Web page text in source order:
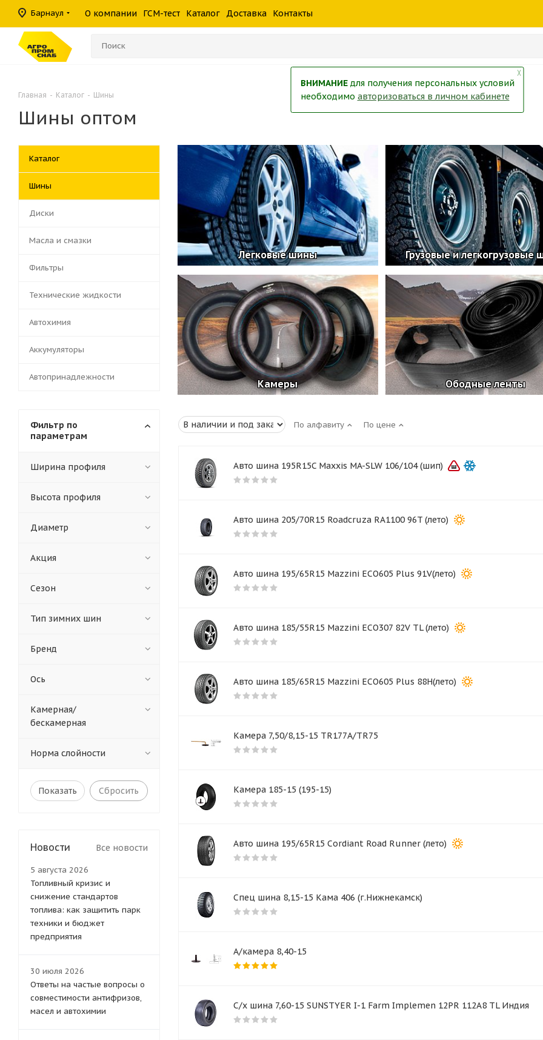
Барнаул О компании ГСМ-тест Каталог Доставка Контакты
Консистентные
смазки
Гидравлические
фильтры
Герметики
Главная - Каталог - Шины
Шины оптом
Легковые шины Грузовые и легкогрузовые
Камеры Ободные ленты
По алфавиту По цене
Авто шина 195R15C Maxxis MA-SLW 106/104 (шип)
Авто шина 205/70R15 Roadcruza RA1100 96T (лето)
Авто шина 195/65R15 Mazzini ECO605 Plus 91V(лето)
Авто шина 185/55R15 Mazzini ECO307 82V TL (лето)
Авто шина 185/65R15 Mazzini ECO605 Plus 88H(лето)
Камера 7,50/8,15-15 TR177A/TR75
Камера 185-15 (195-15)
Авто шина 195/65R15 Cordiant Road Runner (лето)
Спец шина 8,15-15 Кама 406 (г.Нижнекамск)
А/камера 8,40-15
С/х шина 7,60-15 SUNSTYER I-1 Farm Implemen 12PR 112A8 TL Индия
Каталог
Шины
Диски
Масла и смазки
Фильтры
Технические жидкости
Автохимия
Аккумуляторы
Автопринадлежности
Фильтр по
параметрам
Ширина профиля
Высота профиля
Диаметр
Акция
Сезон
Тип зимних шин
Бренд
Ось
Камерная/
бескамерная
Норма слойности
Сбросить
Новости Все новости
5 августа 2026
Топливный кризис и
снижение стандартов
топлива: как защитить парк
техники и бюджет
предприятия
30 июля 2026
Ответы на частые вопросы о
совместимости антифризов,
масел и автохимии
╳
ВНИМАНИЕдля получения персональных условий
необходимо авторизоваться в личном кабинете